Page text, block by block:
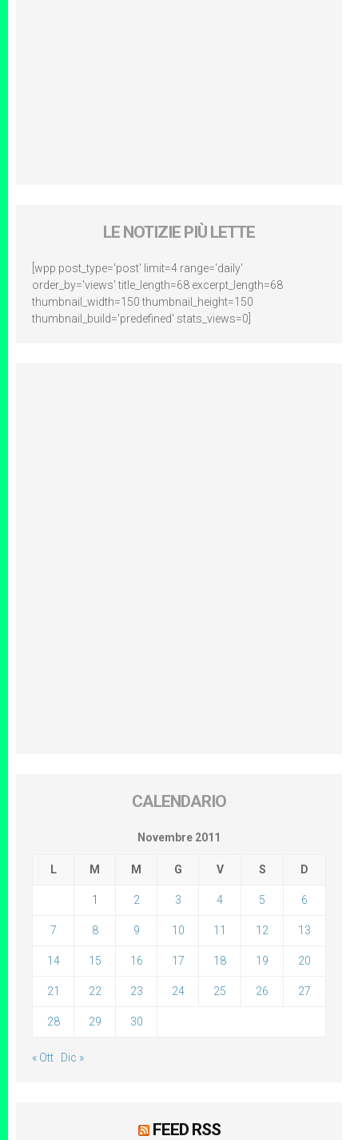
LE NOTIZIE PIÙ LETTE
[wpp post_type='post' limit=4 range='daily'
order_by='views' title_length=68 excerpt_length=68
thumbnail_width=150 thumbnail_height=150
thumbnail_build='predefined' stats_views=0]
CALENDARIO
Novembre 2011
L M M G V S D
1 2 3 4 5 6
7 8 9 10 11 12 13
14 15 16 17 18 19 20
21 22 23 24 25 26 27
28 29 30
« Ott Dic »
FEED RSS